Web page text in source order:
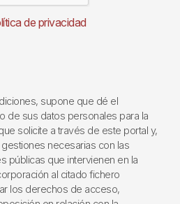
de privacidad
supone que dé el
de sus datos personales para la
solicite a través de este portal y,
necesarias con las
públicas que intervienen en la
al citado fichero
los derechos de acceso,